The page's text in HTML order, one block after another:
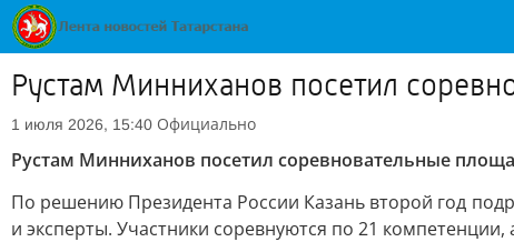
Рустам Минниханов посетил
1 июля 2026, 15:40 Официально
Рустам Минниханов посетил соревновательные
По решению Президента России Казань второй год
и эксперты. Участники соревнуются по 21